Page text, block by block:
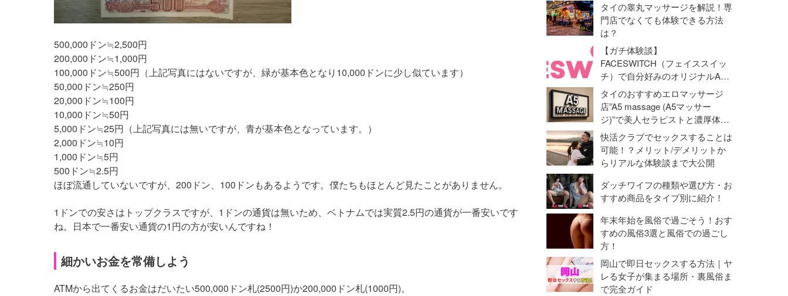
500,000ドン≒2,500円
200,000ドン≒1,000円
100,000ドン≒500円（上記写真にはないですが、緑が基本色となり10,000ドンに少し似ています）
50,000ドン≒250円
20,000ドン≒100円
10,000ドン≒50円
5,000ドン≒25円（上記写真には無いですが、青が基本色となっています。）
2,000ドン≒10円
1,000ドン≒5円
500ドン≒2.5円
ほぼ流通していないですが、200ドン、100ドンもあるようです。僕たちもほとんど見たことがありません。
1ドンでの安さはトップクラスですが、1ドンの通貨は無いため、ベトナムでは実質2.5円の通貨が一番安いです
ね。日本で一番安い通貨の1円の方が安いんですね！
細かいお金を常備しよう
ATMから出てくるお金はだいたい500,000ドン札(2500円)か200,000ドン札(1000円)。
タイの睾丸マッサージを解説！専
門店でなくても体験できる方法
は？
【ガチ体験談】
FACESWITCH（フェイススイッ
チ）で自分好みのオリジナルAV
動画を作成！オナニーライフに革
命勃発！
タイのおすすめエロマッサージ
店”A5 massage (A5マッサー
ジ)”で美人セラピストと濃厚体験
【抜き・本番】
快活クラブでセックスすることは
可能！？メリット/デメリットか
らリアルな体験談まで大公開
ダッチワイフの種類や選び方・お
すすめ商品をタイプ別に紹介！
年末年始を風俗で過ごそう！おす
すめの風俗3選と風俗での過ごし
方！
岡山で即日セックスする方法｜ヤ
レる女子が集まる場所・裏風俗ま
で完全ガイド